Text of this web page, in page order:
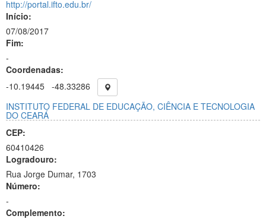
http://portal.ifto.edu.br/
Início:
07/08/2017
Fim:
-
Coordenadas:
-10.19445 -48.33286
INSTITUTO FEDERAL DE EDUCAÇÃO, CIÊNCIA E TECNOLOGIA
DO CEARÁ
CEP:
60410426
Logradouro:
Rua Jorge Dumar, 1703
Número:
-
Complemento: